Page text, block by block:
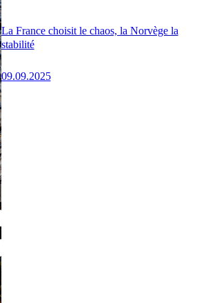
La France choisit le chaos, la Norvège la
stabilité
09.09.2025